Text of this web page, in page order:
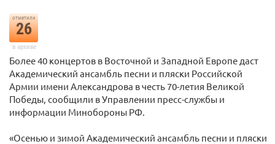
отметили
26
в архиве
Более 40 концертов в Восточной и Западной Европе даст
Академический ансамбль песни и пляски Российской
Армии имени Александрова в честь 70-летия Великой
Победы, сообщили в Управлении пресс-службы и
информации Минобороны РФ.
«Осенью и зимой Академический ансамбль песни и пляски